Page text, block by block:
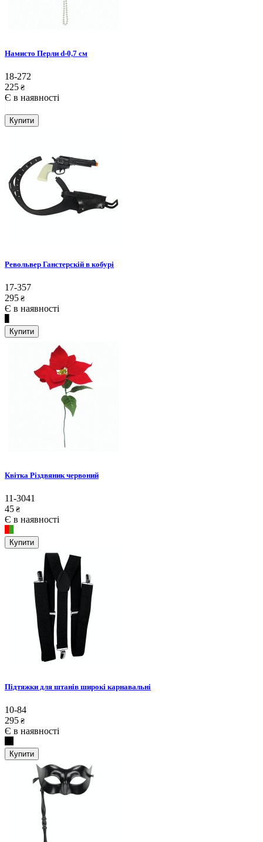
Намисто Перли d-0,7 см
18-272
225 ₴
Є в наявності
Купити
Револьвер Ганстерскій в кобурі
17-357
295 ₴
Є в наявності
Купити
Квітка Різдвяник червоний
11-3041
45 ₴
Є в наявності
Купити
Підтяжки для штанів широкі карнавальні
10-84
295 ₴
Є в наявності
Купити